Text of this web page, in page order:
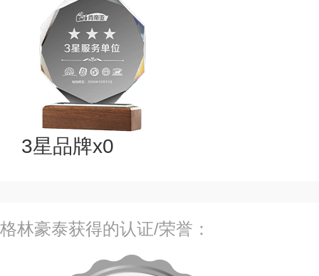
3星品牌x0
格林豪泰获得的认证/荣誉：